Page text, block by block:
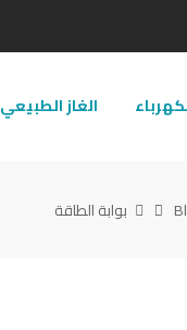
الغاز الطبيعي
بوابة الطاقة